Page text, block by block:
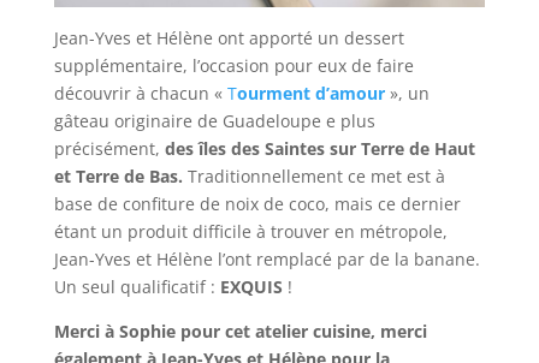
Jean-Yves et Hélène ont apporté un dessert
supplémentaire, l’occasion pour eux de faire
découvrir à chacun «Tourment d’amour », un
gâteau originaire de Guadeloupe e plus
précisément, des îles des Saintes sur Terre de Haut
et Terre de Bas. Traditionnellement ce met est à
base de confiture de noix de coco, mais ce dernier
étant un produit difficile à trouver en métropole,
Jean-Yves et Hélène l’ont remplacé par de la banane.
Un seul qualificatif : EXQUIS !
Merci à Sophie pour cet atelier cuisine, merci